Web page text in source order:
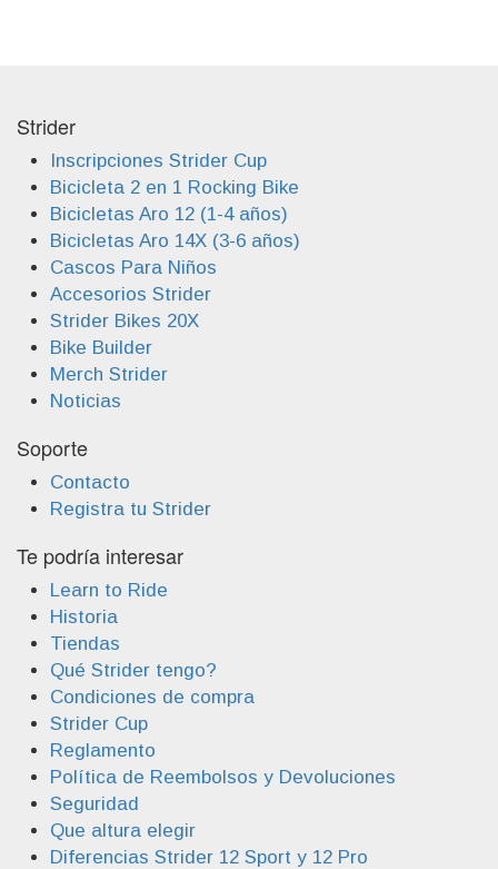
Strider
Inscripciones Strider Cup
Bicicleta 2 en 1 Rocking Bike
Bicicletas Aro 12 (1-4 años)
Bicicletas Aro 14X (3-6 años)
Cascos Para Niños
Accesorios Strider
Strider Bikes 20X
Bike Builder
Merch Strider
Noticias
Soporte
Contacto
Registra tu Strider
Te podría interesar
Learn to Ride
Historia
Tiendas
Qué Strider tengo?
Condiciones de compra
Strider Cup
Reglamento
Política de Reembolsos y Devoluciones
Seguridad
Que altura elegir
Diferencias Strider 12 Sport y 12 Pro